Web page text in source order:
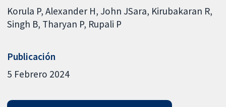
Korula P Alexander H John JSara Kirubakaran R
Singh B Tharyan P Rupali P
Publicación
5 Febrero 2024